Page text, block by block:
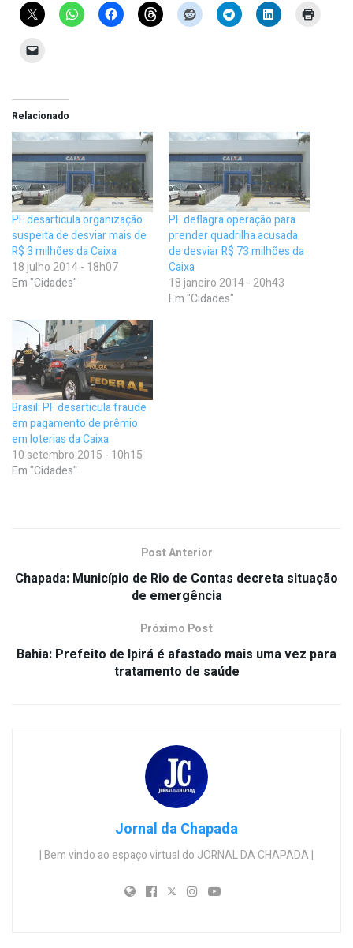
Relacionado
PF desarticula organização
suspeita de desviar mais de
R$ 3 milhões da Caixa
18 julho 2014 - 18h07
Em "Cidades"
PF deflagra operação para
prender quadrilha acusada
de desviar R$ 73 milhões da
Caixa
18 janeiro 2014 - 20h43
Em "Cidades"
Brasil: PF desarticula fraude
em pagamento de prêmio
em loterias da Caixa
10 setembro 2015 - 10h15
Em "Cidades"
Post Anterior
Chapada: Município de Rio de Contas decreta situação
de emergência
Próximo Post
Bahia: Prefeito de Ipirá é afastado mais uma vez para
tratamento de saúde
Jornal da Chapada
| Bem vindo ao espaço virtual do JORNAL DA CHAPADA |